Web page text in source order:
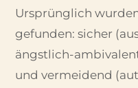
Ursprünglich
gefunden: sicher
ängstlich-
und vermeidend